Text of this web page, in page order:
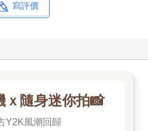
寫評價
ｘ隨身迷你拍📸
Y2K風潮回歸